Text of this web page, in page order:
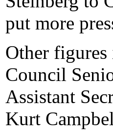
put more
Other
Council
Assistant
Kurt